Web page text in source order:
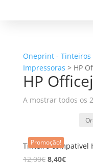
Oneprint - Tinteiros
Impressoras > HP
HP
A mostrar todos os
Promoção!
Tinteiro compativel
12,00€ 8,40€